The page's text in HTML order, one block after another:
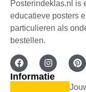
Posterindeklas.nl is
educatieve posters
particulieren als
bestellen.
Informatie